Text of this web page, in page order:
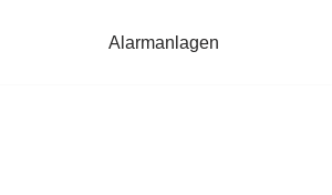
Alarmanlagen